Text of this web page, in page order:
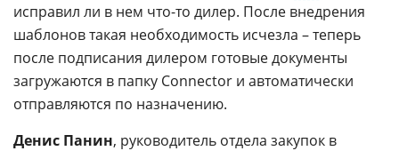
исправил ли в нем что-то дилер. После внедрения
шаблонов такая необходимость исчезла – теперь
после подписания дилером готовые документы
загружаются в папку Connector и автоматически
отправляются по назначению.
Денис Панин, руководитель отдела закупок в